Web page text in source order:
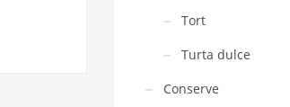
Tort
Turta dulce
Conserve